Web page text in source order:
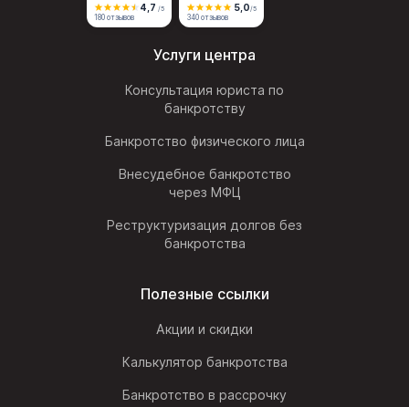
4,7 /5
180 отзывов
5,0/5
340 отзывов
Услуги центра
Консультация юриста по
банкротству
Банкротство физического лица
Внесудебное банкротство
через МФЦ
Реструктуризация долгов без
банкротства
Полезные ссылки
Акции и скидки
Калькулятор банкротства
Банкротство в рассрочку